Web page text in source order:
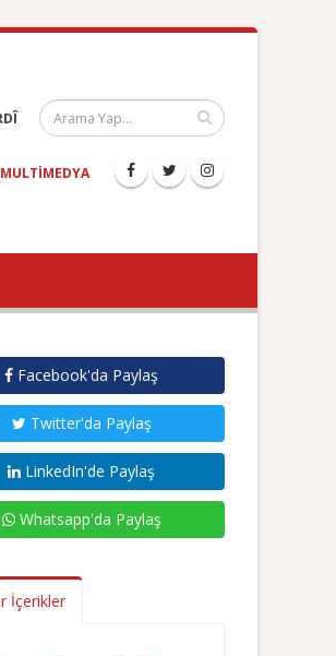
MULTIMEDYA
Facebook'da Paylaş
Twitter'da Paylaş
LinkedIn'de Paylaş
Whatsapp'da Paylaş
İçerikler